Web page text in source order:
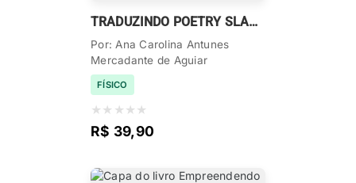
TRADUZINDO POETRY SLAMS
Por: Ana Carolina Antunes
Mercadante de Aguiar
FÍSICO
★ ★ ★ ★ ★
R$ 39,90